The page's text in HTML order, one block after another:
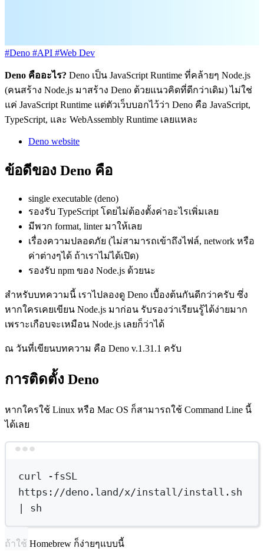
#Deno #API #Web Dev
Deno คืออะไร? Deno เป็น JavaScript Runtime ที่คล้ายๆ Node.js
(คนสร้าง Node.js มาสร้าง Deno ด้วยแนวคิดที่ดีกว่าเดิม) ไม่ใช่
แค่ JavaScript Runtime แต่ตัวเว็บบอกไว้ว่า Deno คือ JavaScript,
TypeScript, และ WebAssembly Runtime เลยแหละ
Deno website
ข้อดีของ Deno คือ
single executable (deno)
รองรับ TypeScript โดยไม่ต้องตั้งค่าอะไรเพิ่มเลย
มีพวก format, linter มาให้เลย
เรื่องความปลอดภัย (ไม่สามารถเข้าถึงไฟล์, network หรือ
ค่าต่างๆได้ ถ้าเราไม่ได้เปิด)
รองรับ npm ของ Node.js ด้วยนะ
สำหรับบทความนี้ เราไปลองดู Deno เบื้องต้นกันดีกว่าครับ ซึ่ง
หากใครเคยเขียน Node.js มาก่อน รับรองว่าเรียนรู้ได้ง่ายมาก
เพราะเกือบจะเหมือน Node.js เลยก็ว่าได้
ณ วันที่เขียนบทความ คือ Deno v.1.31.1 ครับ
การติดตั้ง Deno
หากใครใช้ Linux หรือ Mac OS ก็สามารถใช้ Command Line นี้
ได้เลย
curl
-fsSL
https://deno.land/x/install/install.sh
sh
ถ้าใช้ Homebrew ก็ง่ายๆแบบนี้